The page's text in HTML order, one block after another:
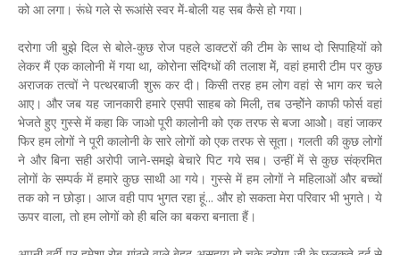
को आ लगा। रूंधे गले से रूआंसे स्वर मेें-बोली यह सब कैसे हो गया।
दरोगा जी बुझे दिल से बोले-कुछ रोज पहले डाक्टरों की टीम के साथ दो सिपाहियों को
लेकर मैं एक कालोनी में गया था, कोरोना संदिग्धों की तलाश मेें, वहां हमारी टीम पर कुछ
अराजक तत्वों ने पत्थरबाजी शुरू कर दी। किसी तरह हम लोग वहां से भाग कर चले
आए। और जब यह जानकारी हमारे एसपी साहब को मिली, तब उन्होेंने काफी फोर्स वहां
भेजते हुए गुस्से में कहा कि जाओ पूरी कालोनी को एक तरफ से बजा आओे। वहां जाकर
फिर हम लोगों ने पूरी कालोनी के सारे लोगाें को एक तरफ से सूता। गलती की कुछ लोगों
ने और बिना सही अरोपी जाने-समझे बेचारे पिट गये सब। उन्हीं में से कुछ संक्रमित
लोगाें के सम्पर्क में हमारे कुछ साथी आ गये। गुस्से में हम लोगाें ने महिलाओं और बच्चों
तक को न छोड़ा। आज वही पाप भुगत रहा हूं... और हो सकता मेरा परिवार भी भुगते। ये
ऊपर वाला, तो हम लोगों को ही बलि का बकरा बनाता हैं।